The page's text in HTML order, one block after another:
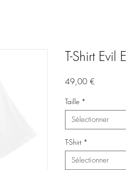
T-Shirt Evil
49,00 €
Taille *
Sélectionner
T-Shirt *
Sélectionner